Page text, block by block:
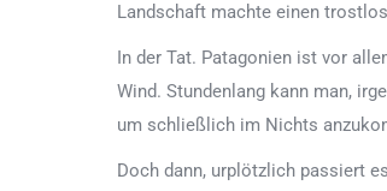
Landschaft machte einen
In der Tat. Patagonien ist vor
Wind. Stundenlang kann man,
um schließlich im Nichts
Doch dann, urplötzlich passiert